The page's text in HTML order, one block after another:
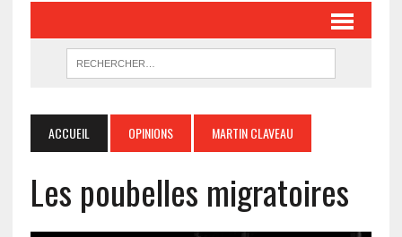
ACCUEIL OPINIONS MARTIN CLAVEAU
Les poubelles migratoires